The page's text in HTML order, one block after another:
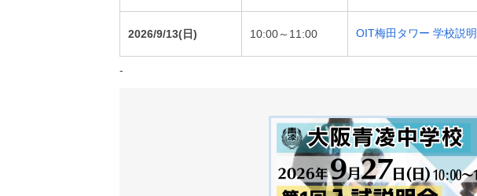
2026/9/13(日) 10:00～11:00 OIT梅田タワー 学校説明
-